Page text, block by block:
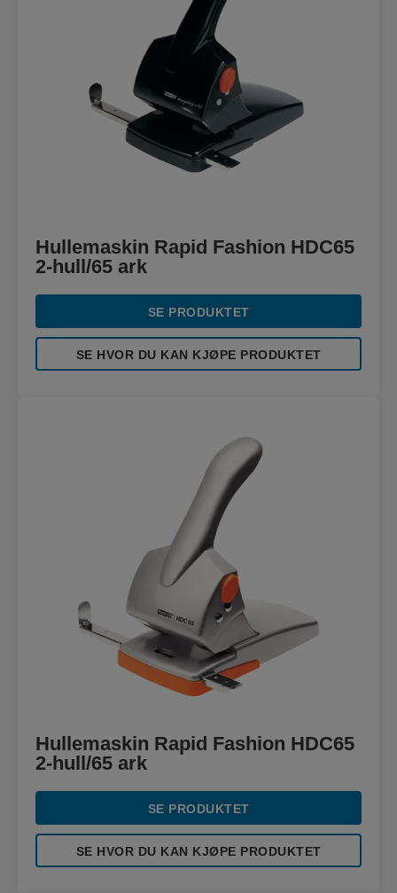
Hullemaskin Rapid Fashion HDC65
2-hull/65 ark
SE PRODUKTET
SE HVOR DU KAN KJØPE PRODUKTET
Hullemaskin Rapid Fashion HDC65
2-hull/65 ark
SE PRODUKTET
SE HVOR DU KAN KJØPE PRODUKTET